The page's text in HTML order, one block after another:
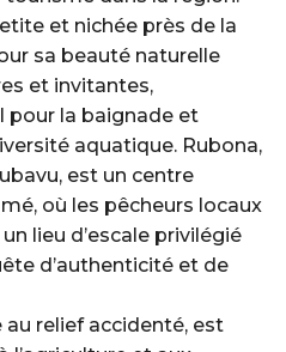
et nichée près de la
sa beauté naturelle
et invitantes,
pour la baignade et
aquatique. Rubona,
est un centre
où les pêcheurs locaux
lieu d’escale privilégié
d’authenticité et de
relief accidenté, est